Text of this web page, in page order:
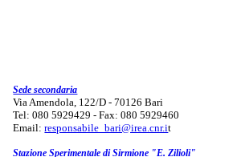
Sede secondaria
Via Amendola, 122/D - 70126 Bari
Tel: 080 5929429 - Fax: 080 5929460
Email:responsabile_bari@irea.cnr.it
Stazione Sperimentale di Sirmione "E. Zilioli"